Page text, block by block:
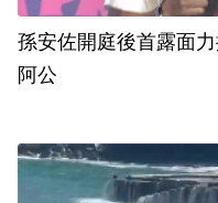
孫安佐開庭後首露面
阿公